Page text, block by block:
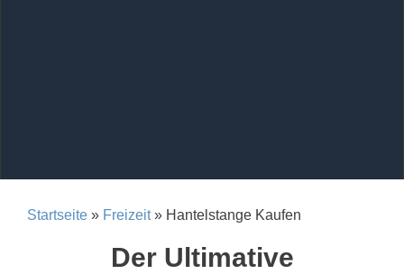
Startseite » Freizeit» Hantelstange Kaufen
Der Ultimative